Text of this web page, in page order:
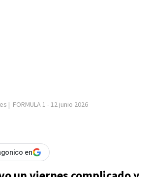
| FORMULA 1 - 12 junio 2026
en